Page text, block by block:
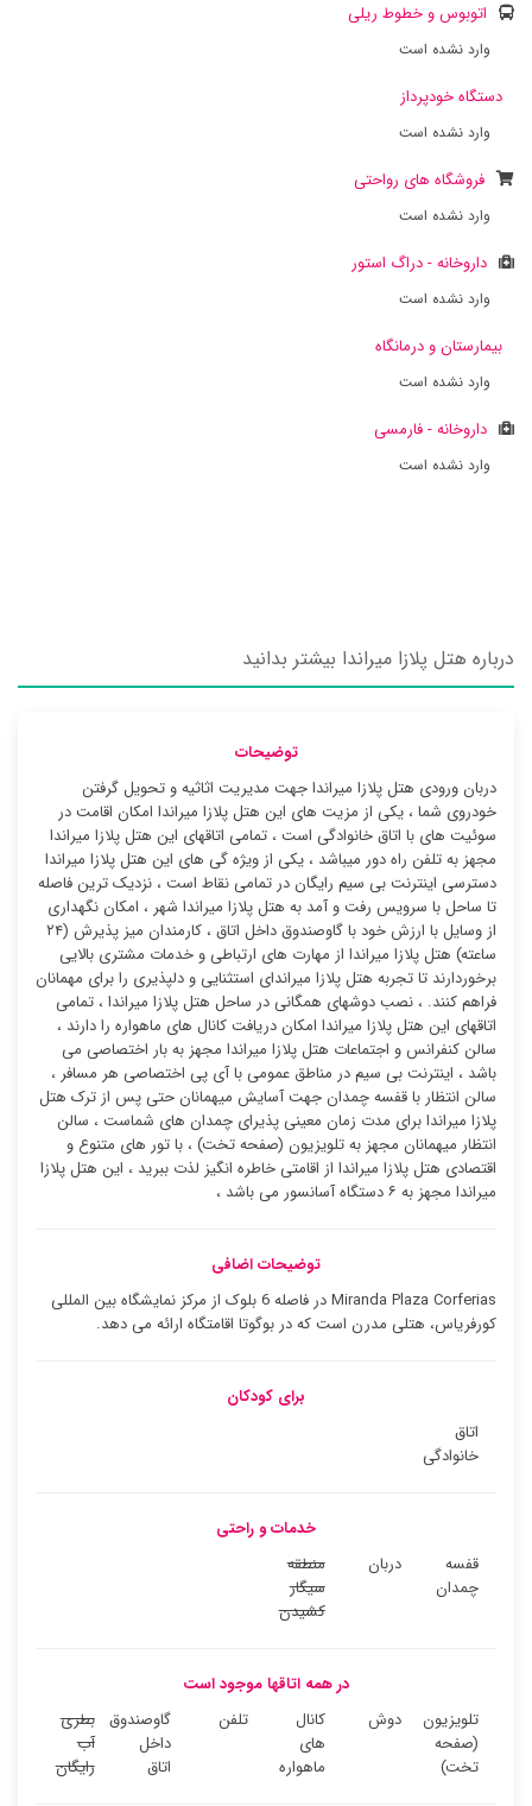
اتوبوس و خطوط ریلی
وارد نشده است
دستگاه خودپرداز
وارد نشده است
فروشگاه های رواحتی
وارد نشده است
داروخانه - دراگ استور
وارد نشده است
بیمارستان و درمانگاه
وارد نشده است
داروخانه - فارمسی
وارد نشده است
درباره هتل پلازا میراندا بیشتر بدانید
توضیحات
دربان ورودی هتل پلازا میراندا جهت مدیریت اثاثیه و تحویل گرفتن
خودروی شما ، یکی از مزیت های این هتل پلازا میراندا امکان اقامت در
سوئیت ‌های با اتاق خانوادگی است ، تمامی اتاقهای این هتل پلازا میراندا
مجهز به تلفن راه دور میباشد ، یکی از ویژه گی های این هتل پلازا میراندا
دسترسی اینترنت بی سیم رایگان در تمامی نقاط است ، نزدیک ترین فاصله
تا ساحل با سرویس رفت و آمد به هتل پلازا میراندا شهر ، امکان نگهداری
از وسایل با ارزش خود با گاوصندوق داخل اتاق ، کارمندان میز پذیرش (۲۴
ساعته) هتل پلازا میراندا از مهارت های ارتباطی و خدمات مشتری بالایی
برخوردارند تا تجربه هتل پلازا میراندای استثنایی و دلپذیری را برای مهمانان
فراهم کنند. ، نصب دوشهای همگانی در ساحل هتل پلازا میراندا ، تمامی
اتاقهای این هتل پلازا میراندا امکان دریافت کانال های ماهواره را دارند ،
سالن کنفرانس و اجتماعات هتل پلازا میراندا مجهز به بار اختصاصی می
باشد ، اینترنت بی سیم در مناطق عمومی با آی پی اختصاصی هر مسافر ،
سالن انتظار با قفسه چمدان جهت آسایش میهمانان حتی پس از ترک هتل
پلازا میراندا برای مدت زمان معینی پذیرای چمدان های شماست ، سالن
انتظار میهمانان مجهز به تلویزیون (صفحه تخت) ، با تور های متنوع و
اقتصادی هتل پلازا میراندا از اقامتی خاطره انگیز لذت ببرید ، این هتل پلازا
میراندا مجهز به ۶ دستگاه آسانسور می باشد ،
توضیحات اضافی
Miranda Plaza Corferias در فاصله 6 بلوک از مرکز نمایشگاه بین المللی
کورفریاس، هتلی مدرن است که در بوگوتا اقامتگاه ارائه می دهد.
برای کودکان
اتاق
خانوادگی
خدمات و راحتی
قفسه
چمدان
دربان
منطقه
سیگار
کشیدن
در همه اتاقها موجود است
تلویزیون
(صفحه
تخت)
دوش
کانال
های
ماهواره
تلفن
گاوصندوق
داخل
اتاق
بطری
آب
رایگان